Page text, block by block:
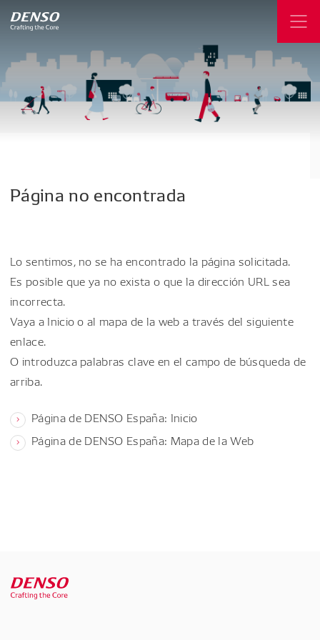
Página no encontrada
Lo sentimos, no se ha encontrado la página solicitada.
Es posible que ya no exista o que la dirección URL sea
incorrecta.
Vaya a Inicio o al mapa de la web a través del siguiente
enlace.
O introduzca palabras clave en el campo de búsqueda de
arriba.
Página de DENSO España: Inicio
Página de DENSO España: Mapa de la Web